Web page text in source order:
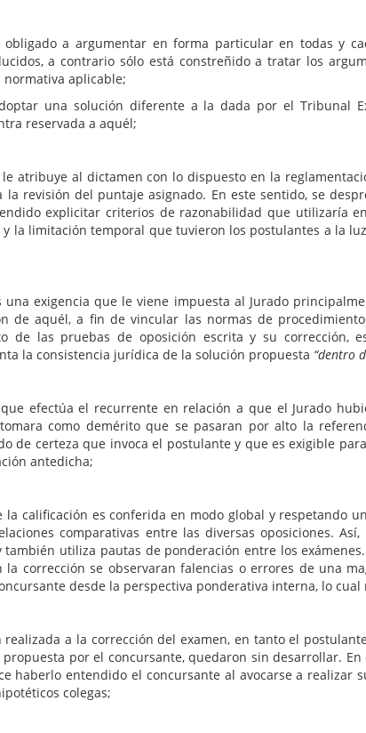
a argumentar en forma particular en todas y
a contrario sólo está constreñido a tratar los
aplicable;
una solución diferente a la dada por el Tribunal
reservada a aquél;
atribuye al dictamen con lo dispuesto en la
revisión del puntaje asignado. En este sentido, se
explicitar criterios de razonabilidad que utilizaría
la limitación temporal que tuvieron los postulantes a la
exigencia que le viene impuesta al Jurado
de aquél, a fin de vincular las normas de
de las pruebas de oposición escrita y su corrección,
la consistencia jurídica de la solución propuesta “dentro
efectúa el recurrente en relación a que el Jurado
como demérito que se pasaran por alto la
de certeza que invoca el postulante y que es exigible
antedicha;
es conferida en modo global y respetando un
comparativas entre las diversas oposiciones.
utiliza pautas de ponderación entre los
corrección se observaran falencias o errores de una
desde la perspectiva ponderativa interna, lo cual
a la corrección del examen, en tanto el
por el concursante, quedaron sin desarrollar.
haberlo entendido el concursante al avocarse a realizar
colegas;